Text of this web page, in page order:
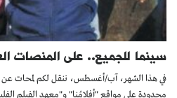
سينما للجميع.. على المنصات
في هذا الشهر، آب/أغسطس، ننقل لكم لمحات عن
محدودة على مواقع "أفلامُنا" و"معهد الفيلم